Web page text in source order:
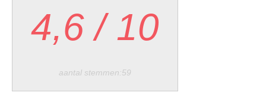
4,6 / 10
aantal stemmen:59